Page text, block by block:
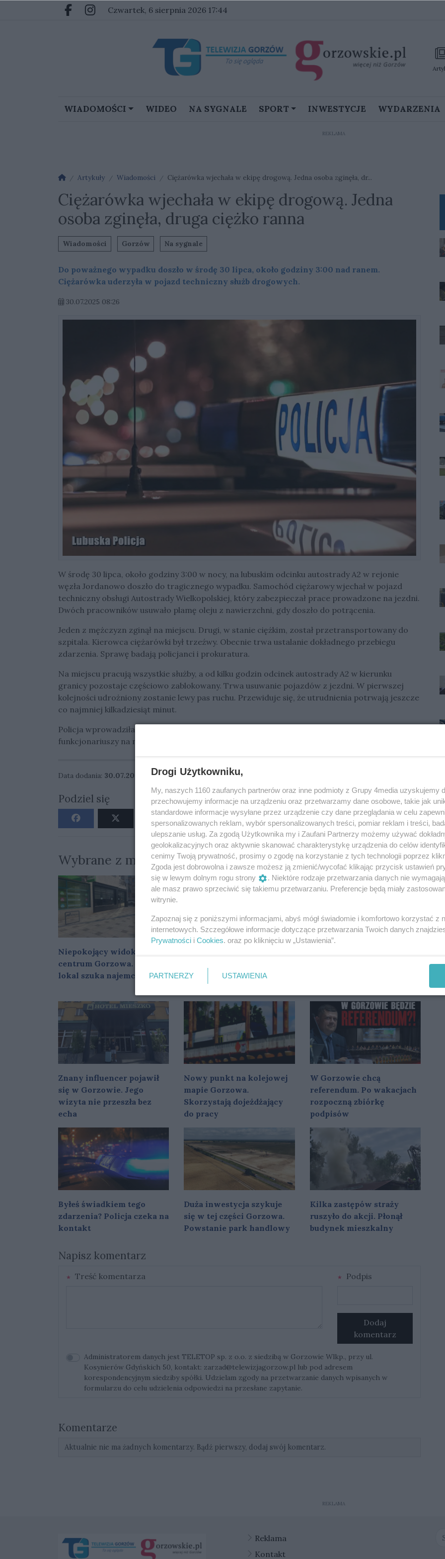
Przejdź do głównych treści
Przejdź do głównego menu
Facebook.com
Instagram.com
czwartek, 6 sierpnia 2026 17:44
WIADOMOŚCI WIDEO NA SYGNALE SPORT INWESTYCJE WYDARZENIA
REKLAMA
Strona główna
Artykuły Wiadomości Ciężarówka wjechała w ekipę drogową. Jedna osoba zginęła, dr...
Ciężarówka wjechała w ekipę drogową. Jedna
osoba zginęła, druga ciężko ranna
Wiadomości Gorzów Na sygnale
Do poważnego wypadku doszło w środę 30 lipca, około godziny 3:00 nad ranem.
Ciężarówka uderzyła w pojazd techniczny służb drogowych.
30.07.2025 08:26
W środę 30 lipca, około godziny 3:00 w nocy, na lubuskim odcinku autostrady A2 w rejonie
węzła Jordanowo doszło do tragicznego wypadku. Samochód ciężarowy wjechał w pojazd
techniczny obsługi Autostrady Wielkopolskiej, który zabezpieczał prace prowadzone na jezdni.
Dwóch pracowników usuwało plamę oleju z nawierzchni, gdy doszło do potrącenia.
Jeden z mężczyzn zginął na miejscu. Drugi, w stanie ciężkim, został przetransportowany do
szpitala. Kierowca ciężarówki był trzeźwy. Obecnie trwa ustalanie dokładnego przebiegu
zdarzenia. Sprawę badają policjanci i prokuratura.
Na miejscu pracują wszystkie służby, a od kilku godzin odcinek autostrady A2 w kierunku
granicy pozostaje częściowo zablokowany. Trwa usuwanie pojazdów z jezdni. W pierwszej
kolejności udrożniony zostanie lewy pas ruchu. Przewiduje się, że utrudnienia potrwają jeszcze
co najmniej kilkadziesiąt minut.
Policja wprowadziła objazdy przez drogę krajową nr 92. Kierowcy kierowani są przez
funkcjonariuszy na najbliższych węzłach.
Data dodania: 30.07.2025 08:26
Podziel się Oceń
0 0
Wybrane z miesiąca
Niepokojący widok w
centrum Gorzowa. Kolejny
lokal szuka najemcy
nowe miejsce
Znany influencer pojawił
się w Gorzowie. Jego
wizyta nie przeszła bez
echa
Nowy punkt na kolejowej
mapie Gorzowa.
Skorzystają dojeżdżający
do pracy
W Gorzowie chcą
referendum. Po wakacjach
rozpoczną zbiórkę
podpisów
Byłeś świadkiem tego
zdarzenia? Policja czeka na
kontakt
Duża inwestycja szykuje
się w tej części Gorzowa.
Powstanie park handlowy
Kilka zastępów straży
ruszyło do akcji. Płonął
budynek mieszkalny
Napisz komentarz
Treść komentarza Podpis
Dodaj
komentarz
Administratorem danych jest TELETOP sp. z o.o. z siedzibą w Gorzowie Wlkp., przy ul.
Kosynierów Gdyńskich 50, kontakt: zarzad@telewizjagorzow.pl lub pod adresem
korespondencyjnym siedziby spółki. Udzielam zgody na przetwarzanie danych wpisanych w
formularzu do celu udzielenia odpowiedzi na przesłane zapytanie.
Komentarze
Aktualnie nie ma żadnych komentarzy. Bądź pierwszy, dodaj swój komentarz.
REKLAMA
Reklama
Kontakt
Drogi Użytkowniku,
My, naszych 1160 zaufanych partnerów oraz inne podmioty z Grupy 4media uzyskujemy
przechowujemy informacje na urządzeniu oraz przetwarzamy dane osobowe, takie jak
standardowe informacje wysyłane przez urządzenie czy dane przeglądania w celu
spersonalizowanych reklam, wybór spersonalizowanych treści, pomiar reklam i treści,
ulepszanie usług. Za zgodą Użytkownika my i Zaufani Partnerzy możemy używać
geolokalizacyjnych oraz aktywnie skanować charakterystykę urządzenia do celów
cenimy Twoją prywatność, prosimy o zgodę na korzystanie z tych technologii poprzez
Zgoda jest dobrowolna i zawsze możesz ją zmienić/wycofać klikając przycisk ustawień
się w lewym dolnym rogu strony
. Niektóre rodzaje przetwarzania danych nie
ale masz prawo sprzeciwić się takiemu przetwarzaniu. Preferencje będą miały
witrynie.
Zapoznaj się z poniższymi informacjami, abyś mógł świadomie i komfortowo korzystać z
internetowych. Szczegółowe informacje dotyczące przetwarzania Twoich danych
Prywatności i Cookies. oraz po kliknięciu w „Ustawienia”.
PARTNERZY USTAWIENIA